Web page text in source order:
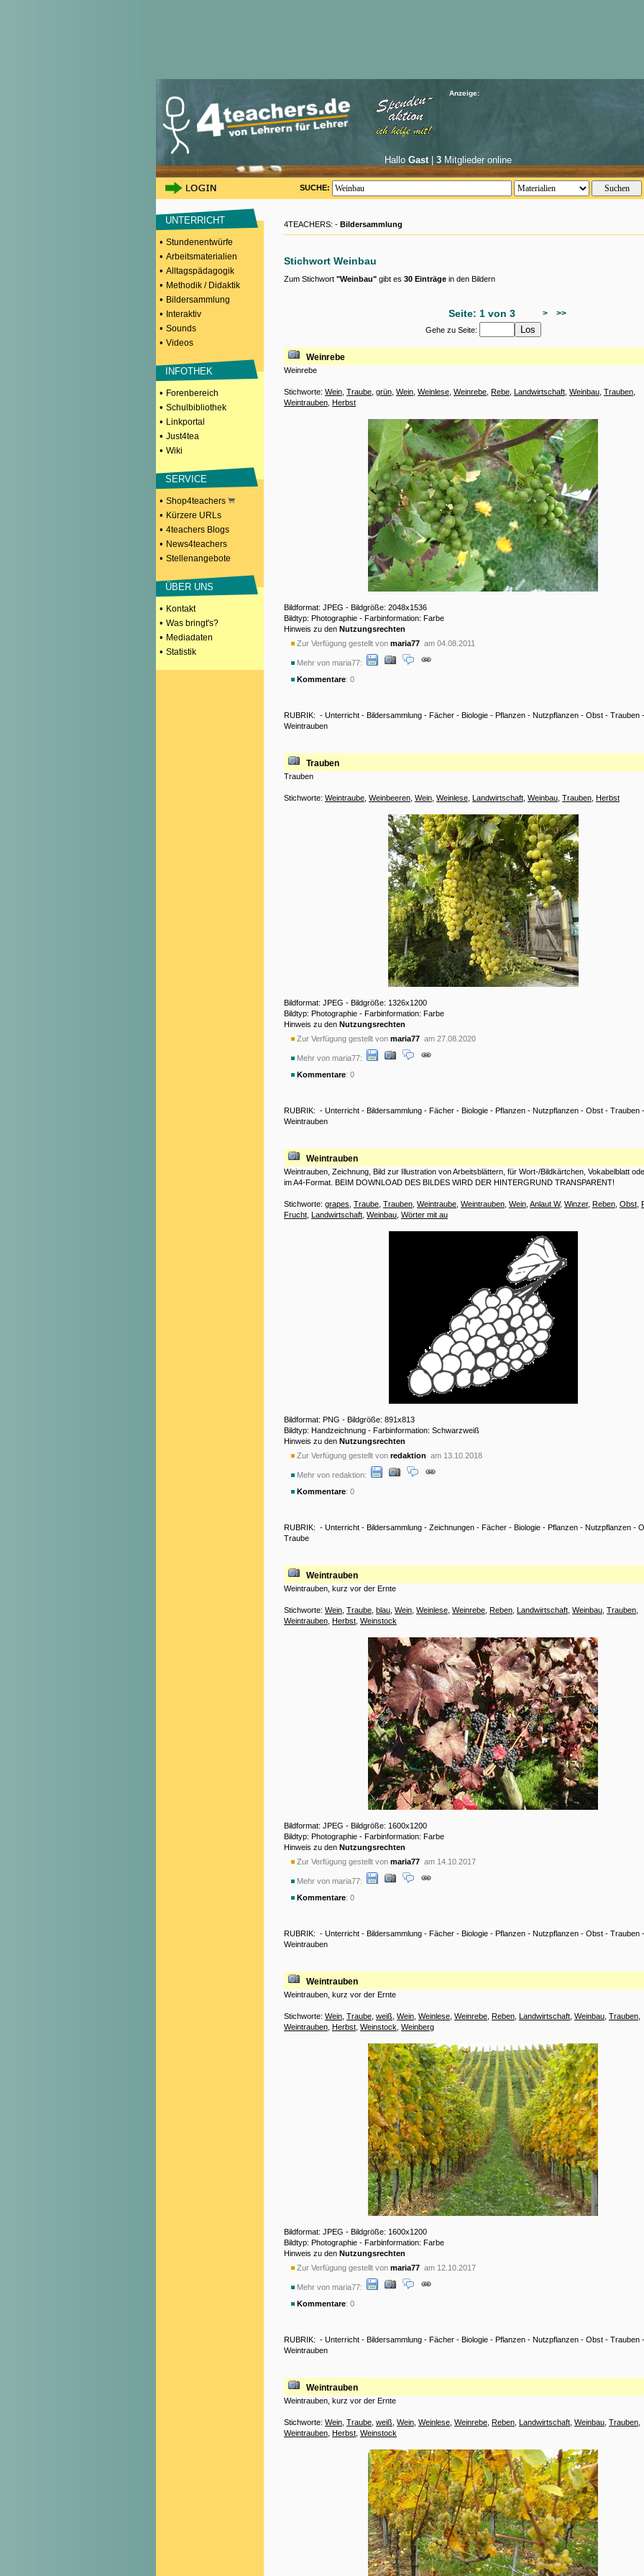
Anzeige:
Hallo Gast| 3Mitglieder online
SUCHE:
UNTERRICHT
• Stundenentwürfe
• Arbeitsmaterialien
• Alltagspädagogik
• Methodik / Didaktik
• Bildersammlung
• Interaktiv
• Sounds
• Videos
INFOTHEK
• Forenbereich
• Schulbibliothek
• Linkportal
• Just4tea
• Wiki
SERVICE
• Shop4teachers
• Kürzere URLs
• 4teachers Blogs
• News4teachers
• Stellenangebote
ÜBER UNS
• Kontakt
• Was bringt's?
• Mediadaten
• Statistik
4TEACHERS: - Bildersammlung
Stichwort Weinbau
Zum Stichwort "Weinbau" gibt es 30 Einträge in den Bildern
Seite: 1 von 3 > >>
Gehe zu Seite:
Weinrebe
Weinrebe
Stichworte: Wein Traube grün Wein Weinlese Weinrebe Rebe Landwirtschaft Weinbau Trauben
Weintrauben Herbst
Bildformat: JPEG - Bildgröße: 2048x1536
Bildtyp: Photographie - Farbinformation: Farbe
Hinweis zu den Nutzungsrechten
Zur Verfügung gestellt von maria77 am 04.08.2011
Mehr von maria77:
Kommentare: 0
RUBRIK: - Unterricht - Bildersammlung - Fächer - Biologie - Pflanzen - Nutzpflanzen - Obst - Trauben -
Weintrauben
Trauben
Trauben
Stichworte: Weintraube Weinbeeren Wein Weinlese Landwirtschaft Weinbau Trauben Herbst
Bildformat: JPEG - Bildgröße: 1326x1200
Bildtyp: Photographie - Farbinformation: Farbe
Hinweis zu den Nutzungsrechten
Zur Verfügung gestellt von maria77 am 27.08.2020
Mehr von maria77:
Kommentare: 0
RUBRIK: - Unterricht - Bildersammlung - Fächer - Biologie - Pflanzen - Nutzpflanzen - Obst - Trauben -
Weintrauben
Weintrauben
Weintrauben, Zeichnung, Bild zur Illustration von Arbeitsblättern, für Wort-/Bildkärtchen, Vokabelblatt
im A4-Format. BEIM DOWNLOAD DES BILDES WIRD DER HINTERGRUND TRANSPARENT!
Stichworte: grapes Traube Trauben Weintraube Weintrauben Wein Anlaut W, Winzer, Reben Obst
Frucht Landwirtschaft Weinbau Wörter mit au
Bildformat: PNG - Bildgröße: 891x813
Bildtyp: Handzeichnung - Farbinformation: Schwarzweiß
Hinweis zu den Nutzungsrechten
Zur Verfügung gestellt von redaktion am 13.10.2018
Mehr von redaktion:
Kommentare: 0
RUBRIK: - Unterricht - Bildersammlung - Zeichnungen - Fächer - Biologie - Pflanzen - Nutzpflanzen -
Traube
Weintrauben
Weintrauben, kurz vor der Ernte
Stichworte: Wein Traube blau Wein Weinlese Weinrebe Reben Landwirtschaft Weinbau Trauben
Weintrauben Herbst Weinstock
Bildformat: JPEG - Bildgröße: 1600x1200
Bildtyp: Photographie - Farbinformation: Farbe
Hinweis zu den Nutzungsrechten
Zur Verfügung gestellt von maria77 am 14.10.2017
Mehr von maria77:
Kommentare: 0
RUBRIK: - Unterricht - Bildersammlung - Fächer - Biologie - Pflanzen - Nutzpflanzen - Obst - Trauben -
Weintrauben
Weintrauben
Weintrauben, kurz vor der Ernte
Stichworte: Wein Traube weiß Wein Weinlese Weinrebe Reben Landwirtschaft Weinbau Trauben
Weintrauben Herbst Weinstock Weinberg
Bildformat: JPEG - Bildgröße: 1600x1200
Bildtyp: Photographie - Farbinformation: Farbe
Hinweis zu den Nutzungsrechten
Zur Verfügung gestellt von maria77 am 12.10.2017
Mehr von maria77:
Kommentare: 0
RUBRIK: - Unterricht - Bildersammlung - Fächer - Biologie - Pflanzen - Nutzpflanzen - Obst - Trauben -
Weintrauben
Weintrauben
Weintrauben, kurz vor der Ernte
Stichworte: Wein Traube weiß Wein Weinlese Weinrebe Reben Landwirtschaft Weinbau Trauben
Weintrauben Herbst Weinstock